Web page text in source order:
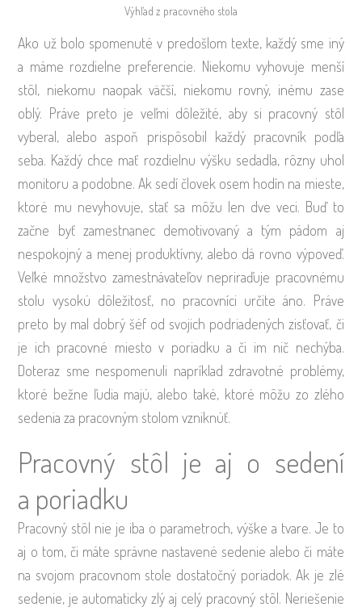
Výhľad z pracovného stola
Ako už bolo spomenuté v predošlom texte, každý sme iný
a máme rozdielne preferencie. Niekomu vyhovuje menší
stôl, niekomu naopak väčší, niekomu rovný, inému zase
oblý. Práve preto je veľmi dôležité, aby si pracovný stôl
vyberal, alebo aspoň prispôsobil každý pracovník podľa
seba. Každý chce mať rozdielnu výšku sedadla, rôzny uhol
monitoru a podobne. Ak sedí človek osem hodín na mieste,
ktoré mu nevyhovuje, stať sa môžu len dve veci. Buď to
začne byť zamestnanec demotivovaný a tým pádom aj
nespokojný a menej produktívny, alebo dá rovno výpoveď.
Veľké množstvo zamestnávateľov nepriraďuje pracovnému
stolu vysokú dôležitosť, no pracovníci určite áno. Práve
preto by mal dobrý šéf od svojich podriadených zisťovať, či
je ich pracovné miesto v poriadku a či im nič nechýba.
Doteraz sme nespomenuli napríklad zdravotné problémy,
ktoré bežne ľudia majú, alebo také, ktoré môžu zo zlého
sedenia za pracovným stolom vzniknúť.
Pracovný stôl je aj o sedení
a poriadku
Pracovný stôl nie je iba o parametroch, výške a tvare. Je to
aj o tom, či máte správne nastavené sedenie alebo či máte
na svojom pracovnom stole dostatočný poriadok. Ak je zlé
sedenie, je automaticky zlý aj celý pracovný stôl. Neriešenie